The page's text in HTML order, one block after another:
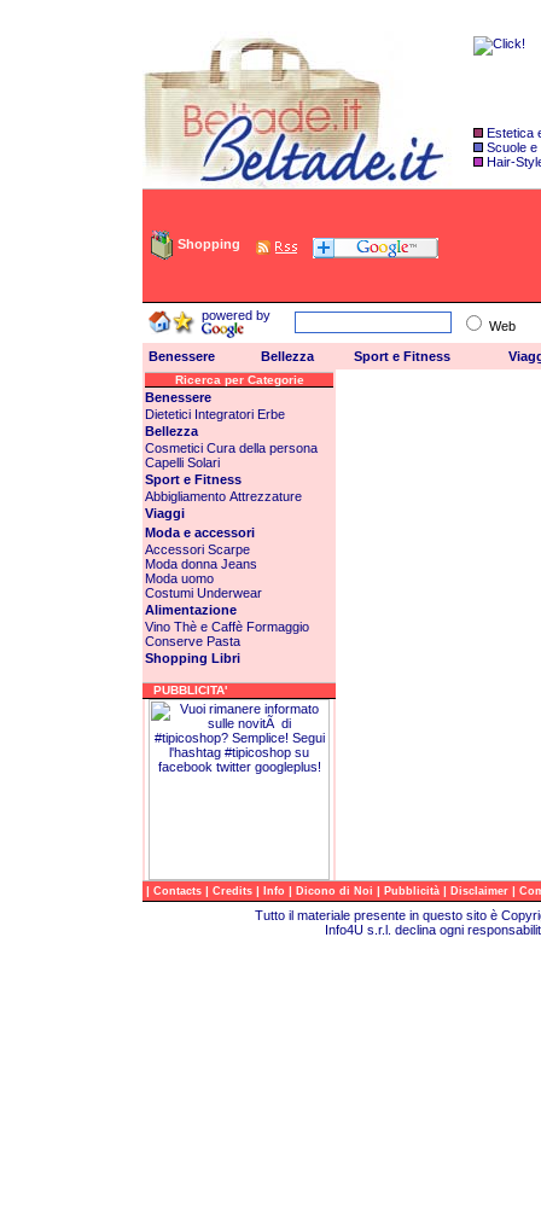
Estetica
Scuole e
Hair-
Shopping
powered by
Web
Benessere Bellezza Sport e Fitness
Ricerca per Categorie
Benessere
Dietetici Integratori Erbe
Bellezza
Cosmetici Cura della persona
Capelli Solari
Sport e Fitness
Abbigliamento Attrezzature
Viaggi
Moda e accessori
Accessori Scarpe
Moda donna Jeans
Moda uomo
Costumi Underwear
Alimentazione
Vino Thè e Caffè Formaggio
Conserve Pasta
Shopping Libri
PUBBLICITA'
| Contacts | Credits | Info | Dicono di Noi | Pubblicità | Disclaimer |
Tutto il materiale presente in questo sito è
Info4U s.r.l. declina ogni